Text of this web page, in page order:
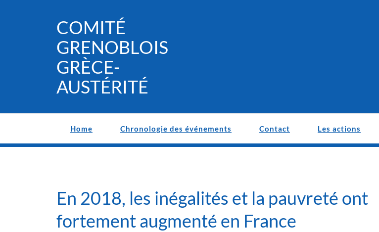
COMITÉ
GRENOBLOIS
GRÈCE-
AUSTÉRITÉ
Home Chronologie des événements Contact Les actions
En 2018, les inégalités et la pauvreté ont
fortement augmenté en France